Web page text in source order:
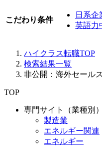
こだわり条件
日系企
英語力
ハイクラス転職TOP
検索結果一覧
非公開：海外セール
TOP
専門サイト（業種別）
製造業
エネルギー関連
エネルギー